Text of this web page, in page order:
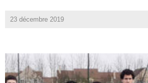
23 décembre 2019